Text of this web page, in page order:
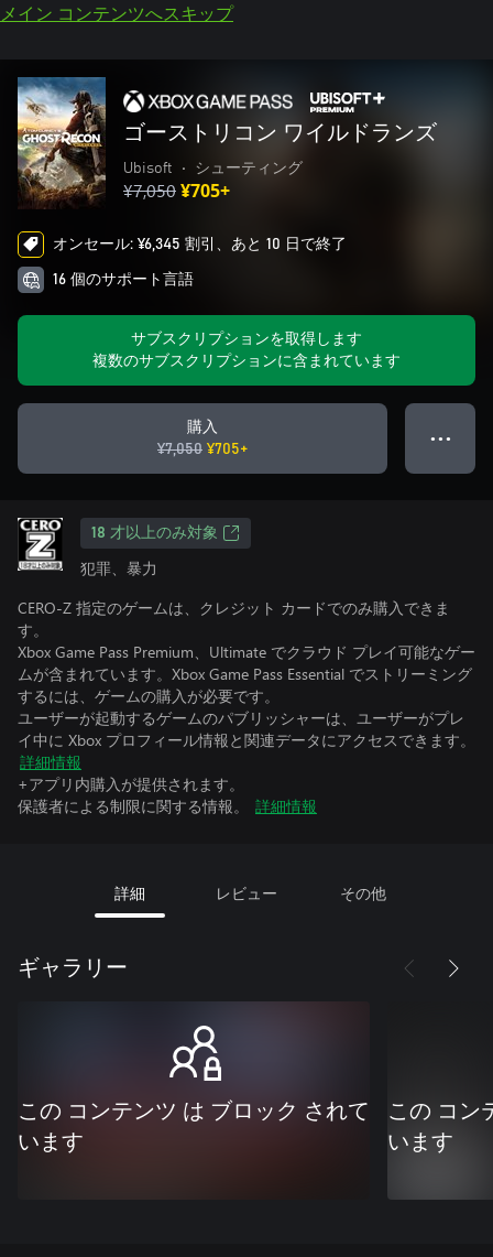
メイン コンテンツへスキップ
ゴーストリコン ワイルドランズ
Ubisoft • シューティング
¥7,050¥705+
オンセール: ¥6,345 割引、あと 10 日で終了
16 個のサポート言語
サブスクリプションを取得します
複数のサブスクリプションに含まれています
購入
¥7,050 ¥705+
● ● ●
18 才以上のみ対象
犯罪、暴力
CERO-Z 指定のゲームは、クレジット カードでのみ購入できま
す。
Xbox Game Pass Premium、Ultimate でクラウド プレイ可能なゲー
ムが含まれています。Xbox Game Pass Essential でストリーミング
するには、ゲームの購入が必要です。
ユーザーが起動するゲームのパブリッシャーは、ユーザーがプレ
イ中に Xbox プロフィール情報と関連データにアクセスできます。
詳細情報
+アプリ内購入が提供されます。
保護者による制限に関する情報。
詳細情報
詳細 レビュー その他
ギャラリー
この コンテンツ は ブロック されて
います
この コン
います